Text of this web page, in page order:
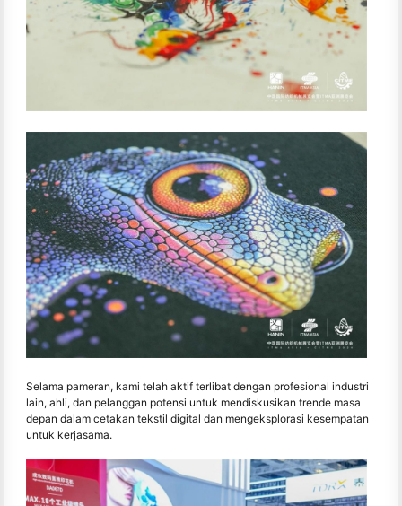
Selama pameran, kami telah aktif terlibat dengan profesional industri
lain, ahli, dan pelanggan potensi untuk mendiskusikan trende masa
depan dalam cetakan tekstil digital dan mengeksplorasi kesempatan
untuk kerjasama.